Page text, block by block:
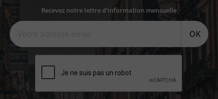
Recevez notre lettre d'information mensuelle
OK